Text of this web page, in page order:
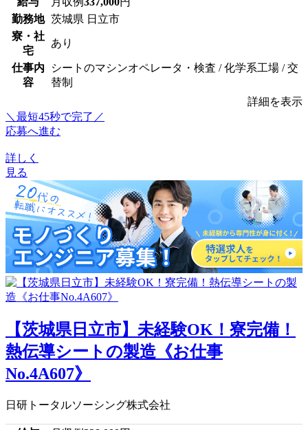
勤務地 茨城県 日立市
寮・社
宅
あり
仕事内
容
シートのマシンオペレータ・検査 / 化学系工場 / 交
替制
詳細を表示
＼最短45秒で完了／
応募へ進む
詳しく
見る
【茨城県日立市】未経験OK！寮完備！
熱伝導シートの製造《お仕事
No.4A607》
日研トータルソーシング株式会社